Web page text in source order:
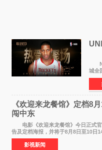
城全
爱
州正
《欢迎来龙餐馆》定档8
闯中东
电影《欢迎来龙餐馆》今日正式官
告及定档海报，并将于8月8日至10日
食大片，影片讲述的是中国厨师徐福（
影视新闻